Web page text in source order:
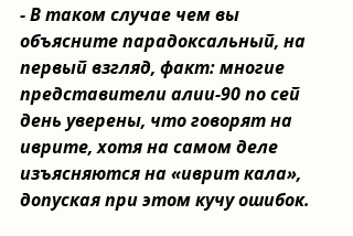
- В таком случае чем вы
объясните парадоксальный, на
первый взгляд, факт: многие
представители алии-90 по сей
день уверены, что говорят на
иврите, хотя на самом деле
изъясняются на «иврит кала»,
допуская при этом кучу ошибок.